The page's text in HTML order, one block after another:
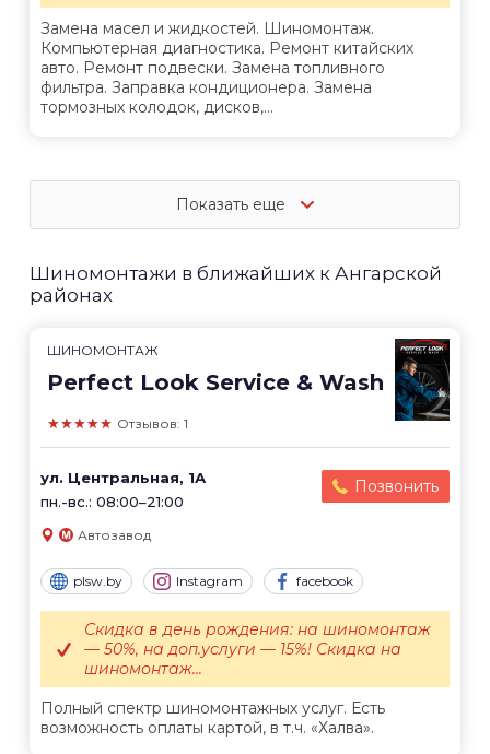
Замена масел и жидкостей. Шиномонтаж.
Компьютерная диагностика. Ремонт китайских
авто. Ремонт подвески. Замена топливного
фильтра. Заправка кондиционера. Замена
тормозных колодок, дисков,...
Показать еще
Шиномонтажи в ближайших к Ангарской
районах
ШИНОМОНТАЖ
Perfect Look Service & Wash
★★★★★ Отзывов: 1
ул. Центральная, 1А
пн.-вс.: 08:00–21:00
Позвонить
Автозавод
plsw.by Instagram facebook
Полный спектр шиномонтажных услуг. Есть
возможность оплаты картой, в т.ч. «Халва».
Скидка в день рождения: на шиномонтаж
— 50%, на доп.услуги — 15%! Скидка на
шиномонтаж...